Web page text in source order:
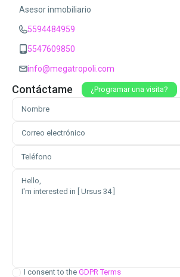
Asesor inmobiliario
5594484959
5547609850
info@megatropoli.com
Contáctame ¿Programar una visita?
I consent to the GDPR Terms